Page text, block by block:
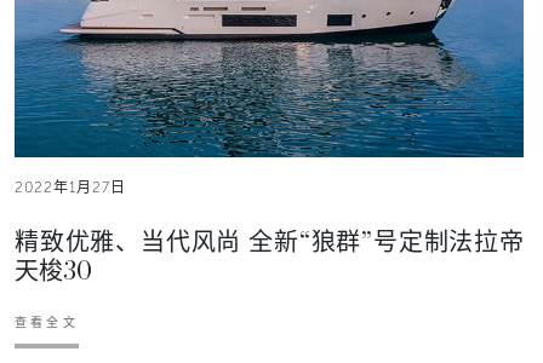
2022年1月27日
精致优雅、当代风尚 全新“狼群”号定制法拉帝
天梭30
查看全文